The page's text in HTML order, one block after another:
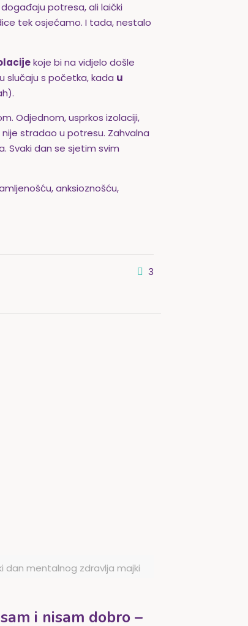
potresa, ali laički
tek osjećamo. I tada, nestalo
koje bi na vidjelo došle
slučaju s početka, kada u
Odjednom, usprkos izolaciji,
stradao u potresu. Zahvalna
Svaki dan se sjetim svim
anksioznošću,
3
dan mentalnog zdravlja majki
i nisam dobro –